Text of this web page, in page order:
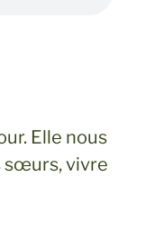
Elle nous
sœurs, vivre